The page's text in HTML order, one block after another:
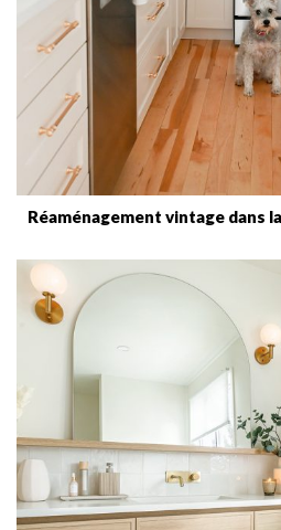
Réaménagement vintage dans